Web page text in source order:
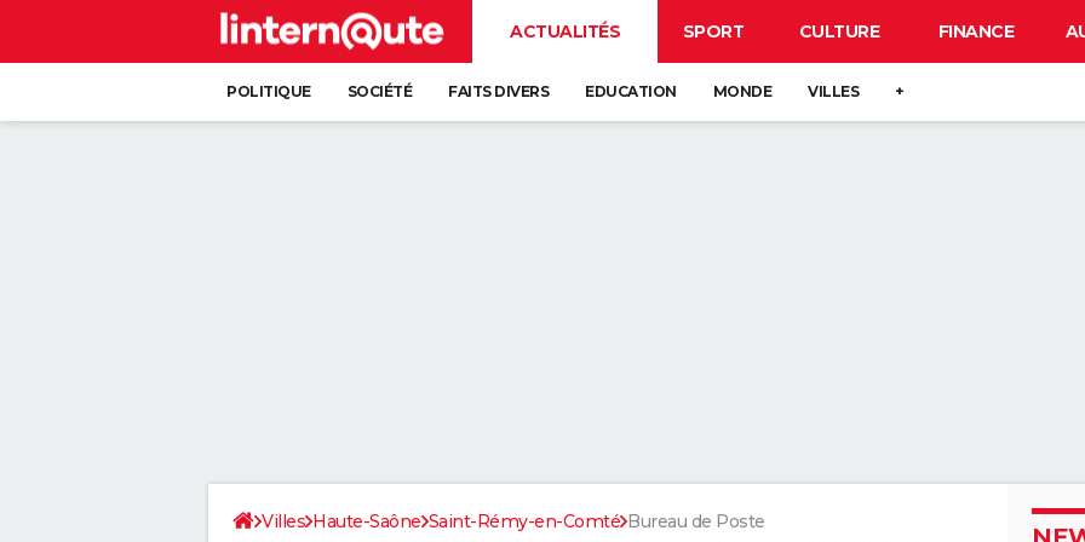
ACTUALITÉS SPORT CULTURE FINANCE
POLITIQUE SOCIÉTÉ FAITS DIVERS EDUCATION MONDE VILLES +
Villes Haute-Saône Saint-Rémy-en-Comté Bureau de Poste